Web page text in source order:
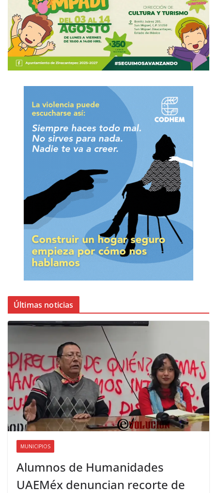
Últimas noticias
MUNICIPIOS
Alumnos de Humanidades
UAEMéx denuncian recorte de